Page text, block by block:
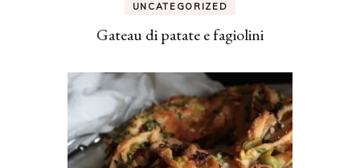
UNCATEGORIZED
Gateau di patate e fagiolini